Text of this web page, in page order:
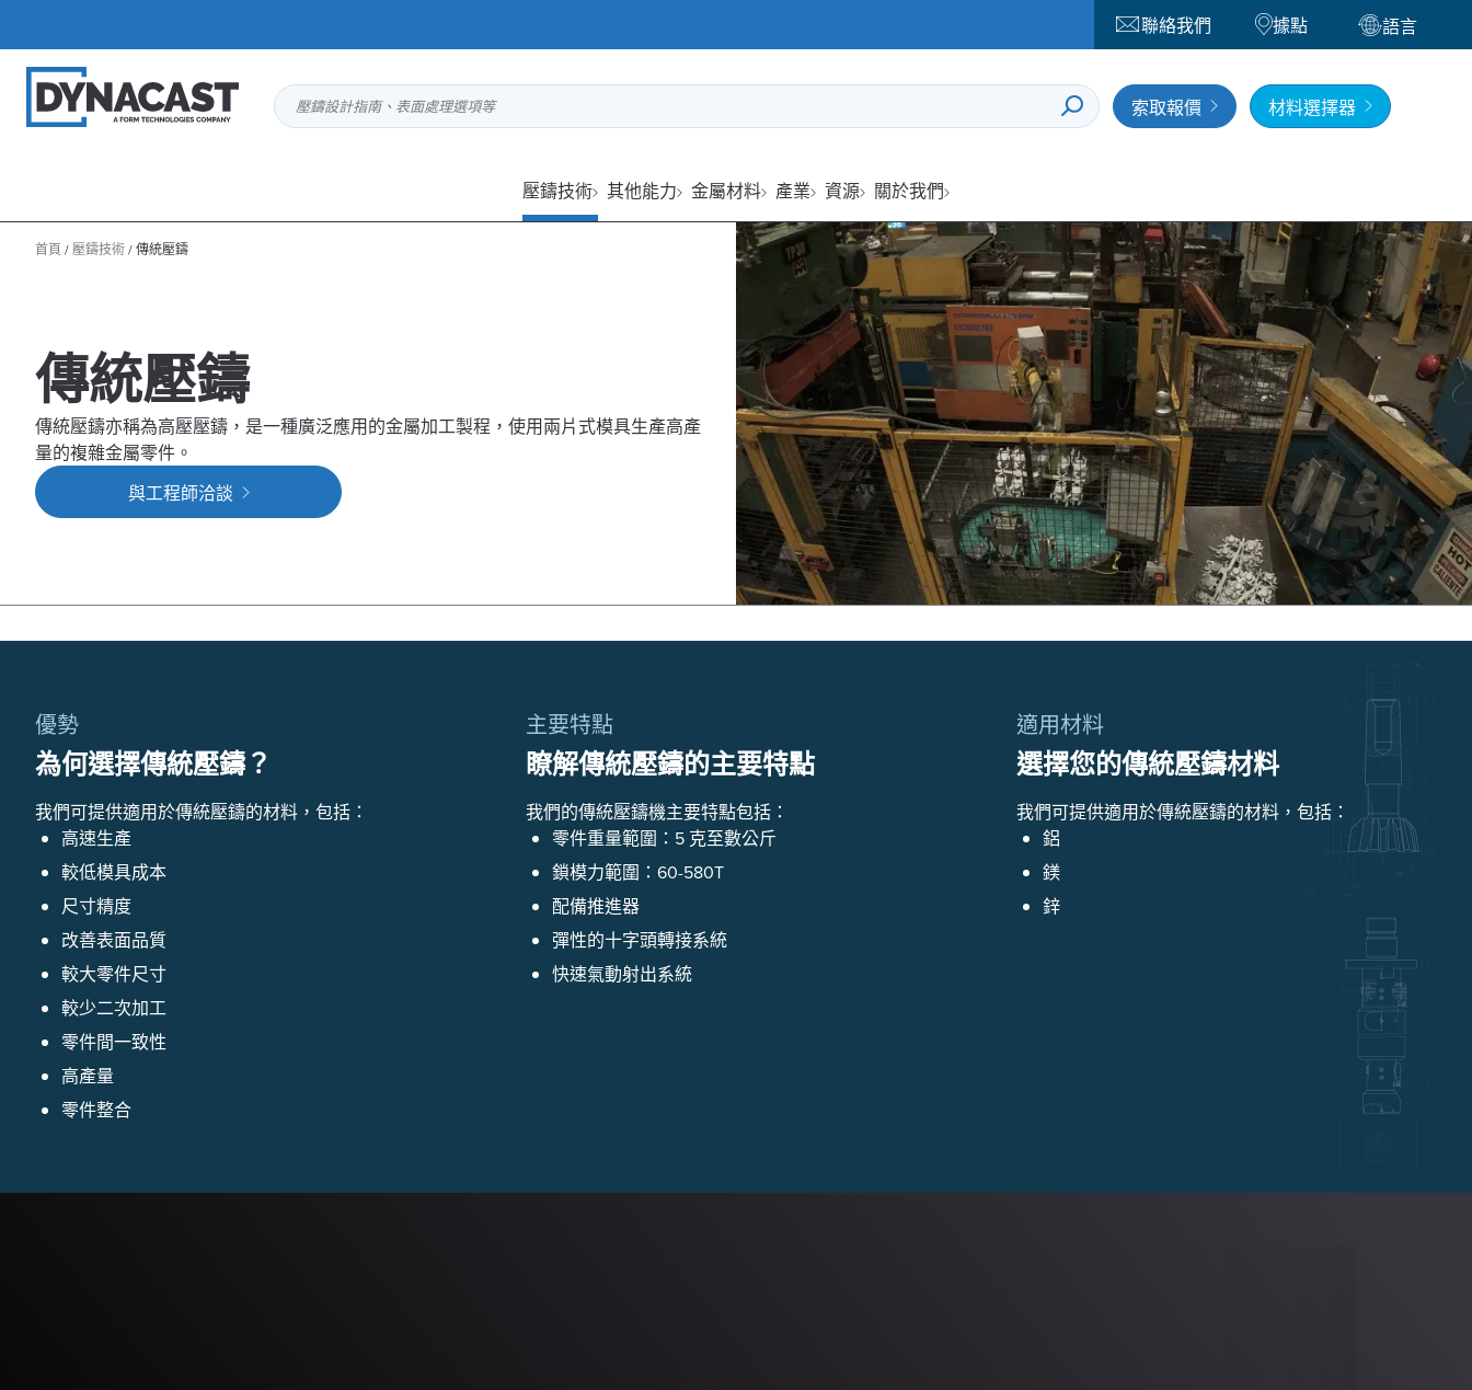
聯絡我們 據點 語言
壓鑄設計指南、表面處理選項等 索取報價 材料選擇器
壓鑄技術 其他能力 金屬材料 產業 資源 關於我們
首頁 /壓鑄技術/傳統壓鑄
傳統壓鑄
傳統壓鑄亦稱為高壓壓鑄，是一種廣泛應用的金屬加工製程，使用兩片式模具生產高產
量的複雜金屬零件。
與工程師洽談
優勢
為何選擇傳統壓鑄？
我們可提供適用於傳統壓鑄的材料，包括：
高速生產
較低模具成本
尺寸精度
改善表面品質
較大零件尺寸
較少二次加工
零件間一致性
高產量
零件整合
主要特點
瞭解傳統壓鑄的主要特點
我們的傳統壓鑄機主要特點包括：
零件重量範圍：5 克至數公斤
鎖模力範圍：60-580T
配備推進器
彈性的十字頭轉接系統
快速氣動射出系統
適用材料
選擇您的傳統壓鑄材料
我們可提供適用於傳統壓鑄的材料，包括：
鋁
鎂
鋅